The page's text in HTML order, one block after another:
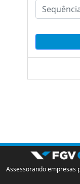
Assessorando empresas